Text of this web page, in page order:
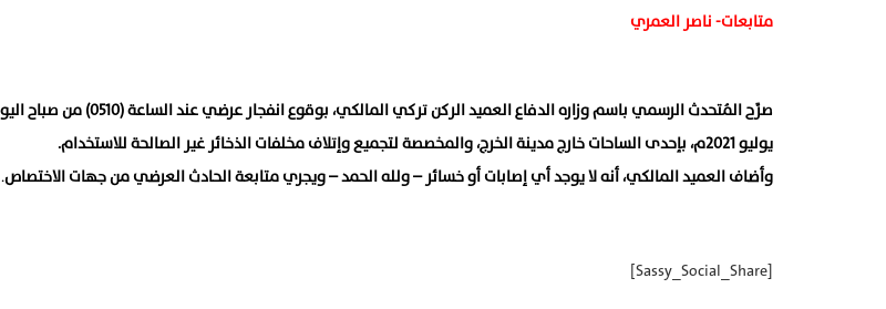
متابعات- ناصر العمري
يوليو 2021م، بإحدى الساحات خارج مدينة الخرج، والمخصصة لتجميع وإتلاف مخلفات الذخائر غير الصالحة للاستخدام.
وأضاف العميد المالكي، أنه لا يوجد أي إصابات أو خسائر – ولله الحمد – ويجري متابعة الحادث العرضي من جهات الاختصاص.
[Sassy_Social_Share]